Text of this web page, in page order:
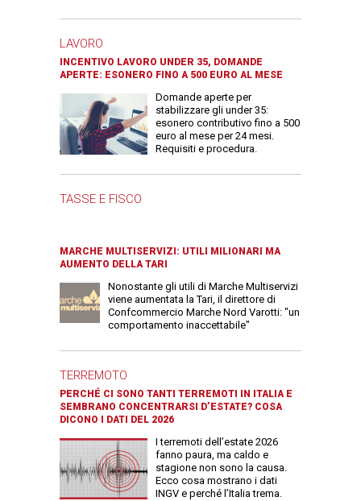
LAVORO
INCENTIVO LAVORO UNDER 35, DOMANDE
APERTE: ESONERO FINO A 500 EURO AL MESE
Domande aperte per
stabilizzare gli under 35:
esonero contributivo fino a 500
euro al mese per 24 mesi.
Requisiti e procedura.
TASSE E FISCO
MARCHE MULTISERVIZI: UTILI MILIONARI MA
AUMENTO DELLA TARI
Nonostante gli utili di Marche Multiservizi
viene aumentata la Tari, il direttore di
Confcommercio Marche Nord Varotti: "un
comportamento inaccettabile"
TERREMOTO
PERCHÉ CI SONO TANTI TERREMOTI IN ITALIA E
SEMBRANO CONCENTRARSI D’ESTATE? COSA
DICONO I DATI DEL 2026
I terremoti dell’estate 2026
fanno paura, ma caldo e
stagione non sono la causa.
Ecco cosa mostrano i dati
INGV e perché l’Italia trema.